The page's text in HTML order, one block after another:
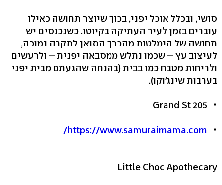
סושי, ובכלל אוכל יפני, בכוך שיוצר תחושה כאילו
עוברים בזמן לעיר העתיקה בקיוטו. כשנכנסים יש
תחושה של הימלטות מהכרך הסואן לתקרה נמוכה,
לעיצוב עץ – שכמו נתלש ממסבאה יפנית – ולרעשים
ולריחות מטבח כמו בבית (בהנחה שהגעתם מבית יפני
בערבות שינג'וקו).
https://www.samuraimama.com/
Little Choc Apothecary